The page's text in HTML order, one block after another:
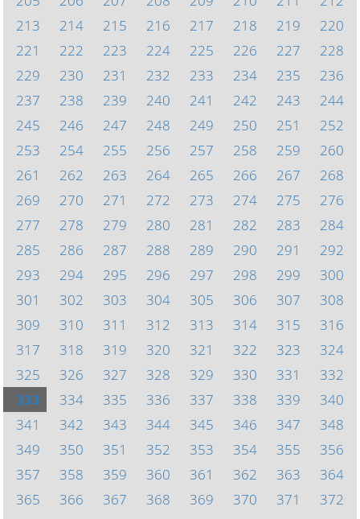
213
214 215 216 217 218 219
220
221
222 223 224 225 226 227
228
229
230 231 232 233 234 235
236
237
238 239 240 241 242 243
244
245
246 247 248 249 250 251
252
253
254 255 256 257 258 259
260
261
262 263 264 265 266 267
268
269
270 271 272 273 274 275
276
277
278 279 280 281 282 283
284
285
286 287 288 289 290 291
292
293
294 295 296 297 298 299
300
301
302 303 304 305 306 307
308
309
310 311 312 313 314 315
316
317
318 319 320 321 322 323
324
325
326 327 328 329 330 331
332
333
334 335 336 337 338 339
340
341
342 343 344 345 346 347
348
349
350 351 352 353 354 355
356
357
358 359 360 361 362 363
364
365
366 367 368 369 370 371
372